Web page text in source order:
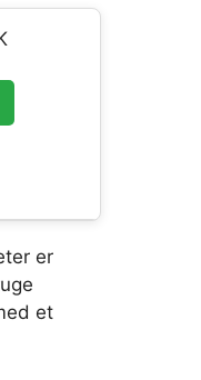
er
et